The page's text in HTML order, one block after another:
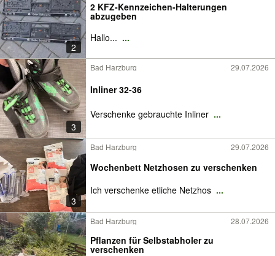
2
2 KFZ-Kennzeichen-Halterungen
abzugeben
Hallo... ...
3
Bad Harzburg 29.07.2026
Inliner 32-36
Verschenke gebrauchte Inliner ...
3
Bad Harzburg 29.07.2026
Wochenbett Netzhosen zu verschenken
Ich verschenke etliche Netzhos ...
Bad Harzburg 28.07.2026
Pflanzen für Selbstabholer zu
verschenken